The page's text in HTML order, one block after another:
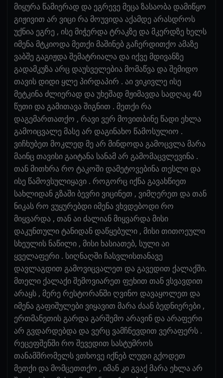
მიყურა წამიერად და ეგრევე მეცა ზასაობა დამიწყო
გიჟივით არ ვიცი რა მოუვიდა აქამდე არასდროს
უქნია ეგრე , ისე მიჭერდა ტრაკზე და მკერდზე ხელს
იმენა მტკიოდა მეთქი მაშინებ გაჩერდითქო ამაზე
ვაბშე გაგიჟდა შემატრიალა და იქვე მდივანზე
გადამკუზა არც დაუსველებია მომაწვა და შემიდო
თავის დიდი ყლე პირდაპირ . აი ვიკივლე ისე
მეტკინა ძლიერად და უხეშად მჟიმავდა სადღაც 40
წუთი და გამითავა შიგნით . მეთქი რა
დაგემართათქო , რავი ვერ მოვითბინე წადი ეხლა
გამოიცვალე მასე არ დაგინახო წამოსულიო .
ვიჩხუბეთ მოკლედ მე არ მინდოდა გამოცვლა მარა
მაინც თავისი გაიტანა სანამ არ გამომაცვლევინა .
თან მითხრა რო ტაკოში დამეტოვებინა თესლი და
ისე წამოვსულიყავი . როგორც იქნა გავახწიეთ
სახლიდან გზაში ბევრი ვიცინეთ , ვიმღერეთ და თან
ნიკას რო ვუყურებდი იმენა ვხვდებოდი რო
მიყვარდა , თან აი ძალიან მიყვარდა მისი
დაკუნთული ტანიდან დაწყებული , მისი თითოეული
სხეულის ნაწილი , მისი ხასიათებ, სული აი
ყველაფერი . სიღნაღში ჩასვლისთანავე
დავლაგდით გამოვიცვალეთ და გავედით ქალაქში.
მთელი ქალაქი შემოვიარეთ ფეხით თან ვსვავდით
არაყს , მერე რესტორანში ღვინო დავაყოლეთ და
იმენა გაფიშულები ვიყავით მარა ძაან ბედნიერები ,
ერთმანეთის გარდა გარშემო არავინ და არაფერი
არ გვდარდებდა და ვერც ვამჩნევდით ვერაფერს .
რეცეფშენში რო შევედით სასტუმროს
თანამშრომელს ვთხოვე იქნებ ლუდი გქოდეთ
მეთქი და მომცეთთქო , იმან კი გვაქ მარა ეხლა არ